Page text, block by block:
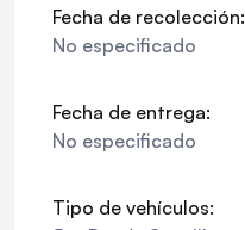
Fecha de recolección:
No especificado
Fecha de entrega:
No especificado
Tipo de vehículos: